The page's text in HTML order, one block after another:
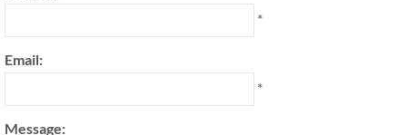
*
Email:
*
Message: